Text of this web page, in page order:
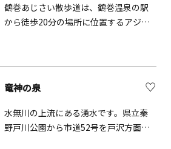
鶴巻あじさい散歩道は、鶴巻温泉の駅
から徒歩20分の場所に位置するアジサ
かです。
竜神の泉
水無川の上流にある湧水です。県立秦
野戸川公園から市道52号を戸沢方面に